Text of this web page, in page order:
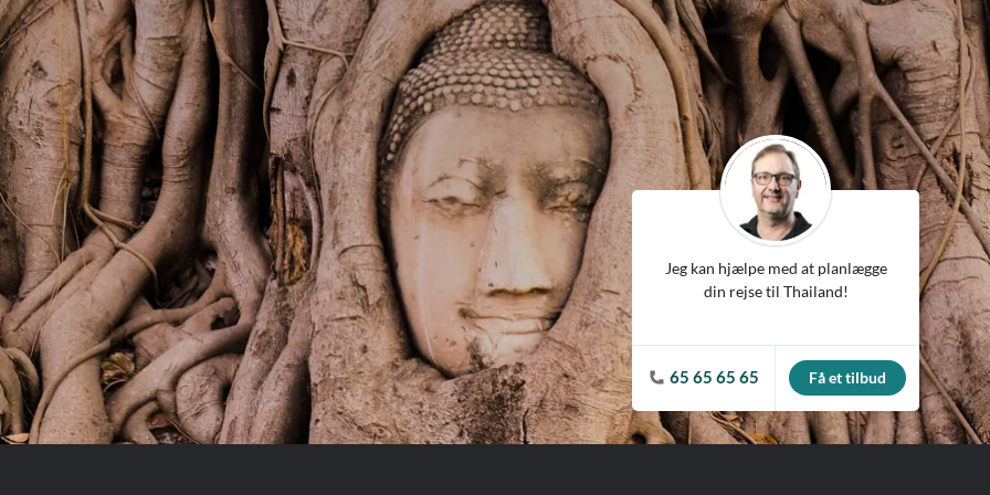
VIVA Cruises
Jeg kan hjælpe med at planlægge
din rejse til Thailand!
65 65 65 65 Få et tilbud